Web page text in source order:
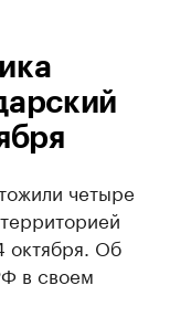
четыре
октября. Об
в своем